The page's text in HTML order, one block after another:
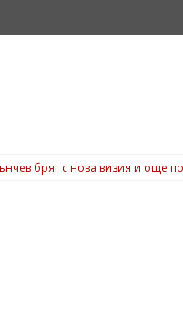
бряг с нова визия и още